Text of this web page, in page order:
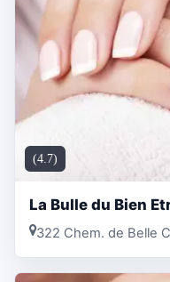
(4.7)
La Bulle du Bien
322 Chem. de Belle